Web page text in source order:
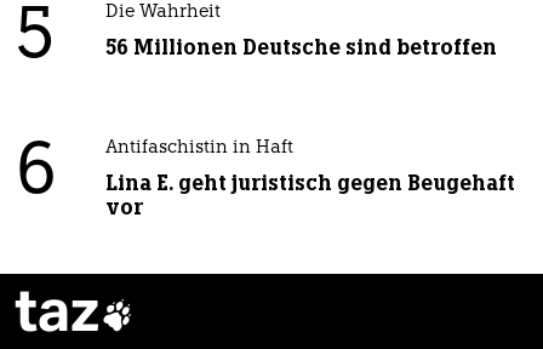
5 Die Wahrheit
56 Millionen Deutsche sind betroffen
6 Antifaschistin in Haft
Lina E. geht juristisch gegen Beugehaft
vor
taz